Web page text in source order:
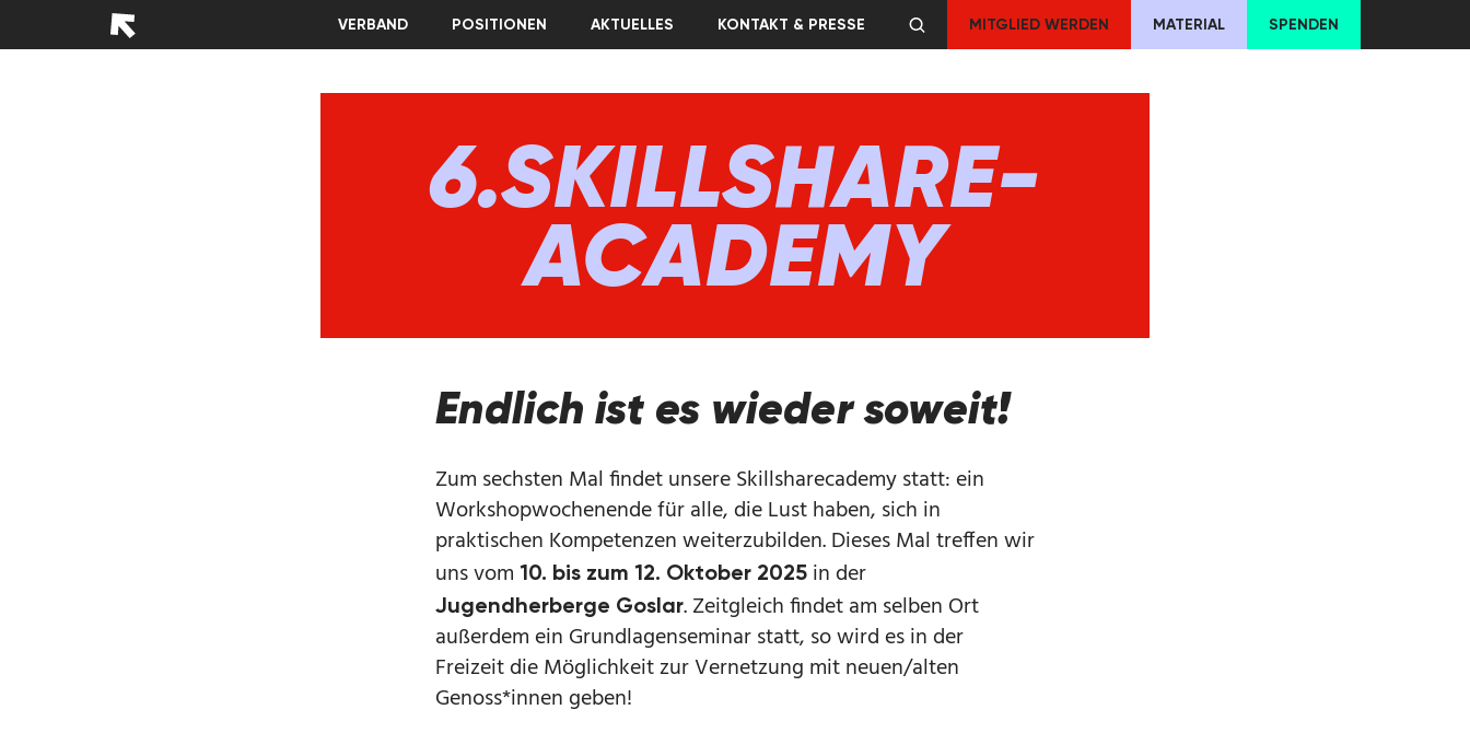
VERBAND POSITIONEN AKTUELLES KONTAKT & PRESSE MITGLIED WERDEN MATERIAL SPENDEN
6.SKILLSHARE-
ACADEMY
Endlich ist es wieder soweit!
Zum sechsten Mal findet unsere Skillsharecademy statt: ein
Workshopwochenende für alle, die Lust haben, sich in
praktischen Kompetenzen weiterzubilden. Dieses Mal treffen wir
uns vom 10. bis zum 12. Oktober 2025in der
Jugendherberge Goslar. Zeitgleich findet am selben Ort
außerdem ein Grundlagenseminar statt, so wird es in der
Freizeit die Möglichkeit zur Vernetzung mit neuen/alten
Genoss*innen geben!